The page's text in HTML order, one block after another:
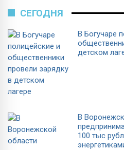
СЕГОДНЯ
В Богучаре
детском
В
100 тыс